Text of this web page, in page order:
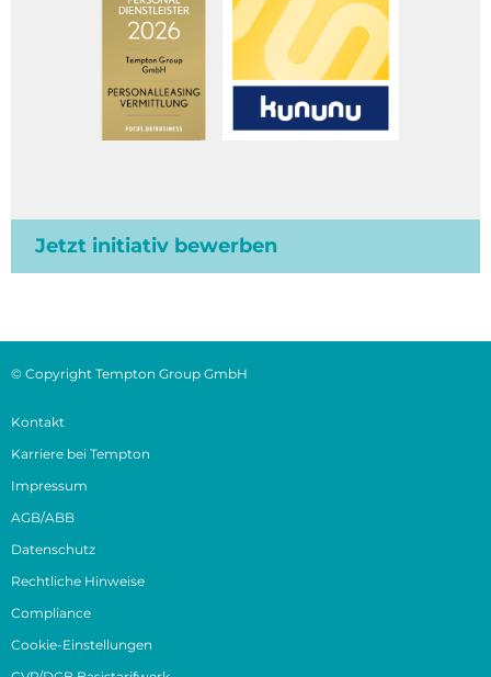
Jetzt initiativ bewerben
© Copyright Tempton Group GmbH
Kontakt
Karriere bei Tempton
Impressum
AGB/ABB
Datenschutz
Rechtliche Hinweise
Compliance
Cookie-Einstellungen